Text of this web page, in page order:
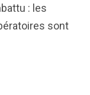
: les
sont